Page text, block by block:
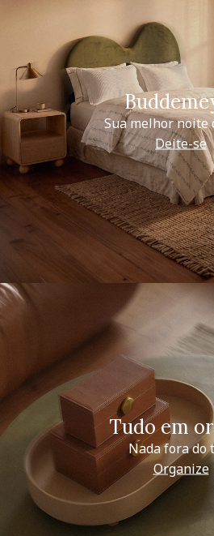
Sua melhor noite
Deite-se
Tudo em
Nada fora do
Organize